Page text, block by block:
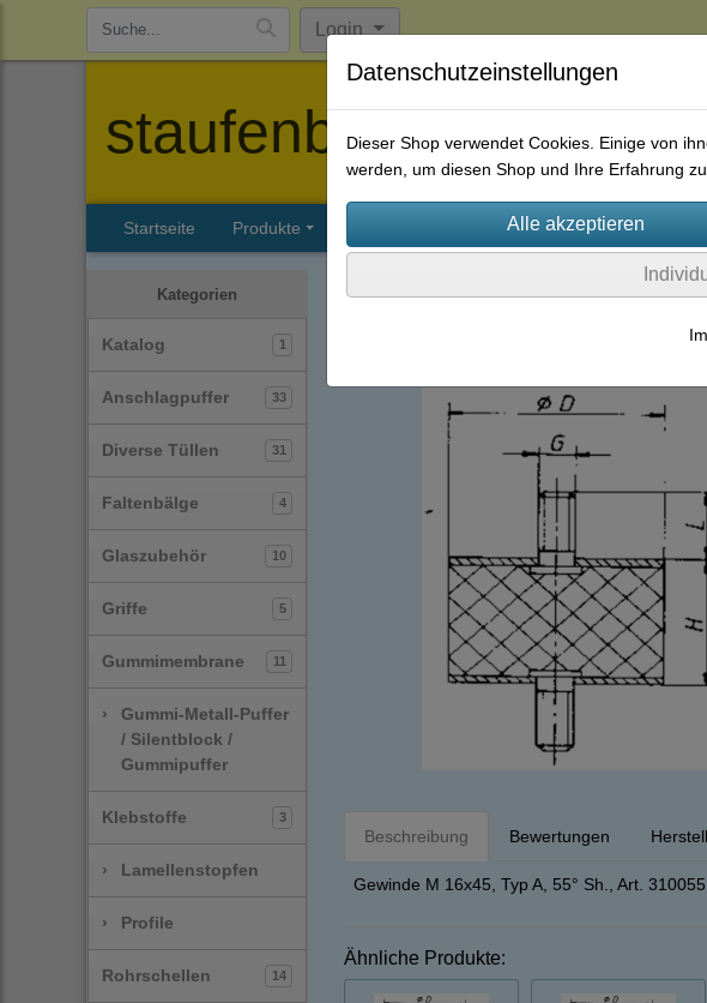
Login
staufenbiel-berlin
Startseite Produkte Firmenhistorie AGB
Kategorien
Katalog 1
Anschlagpuffer 33
Diverse Tüllen 31
Faltenbälge 4
Glaszubehör 10
Griffe 5
Gummimembrane 11
›
Gummi-Metall-Puffer
/ Silentblock /
Gummipuffer
Klebstoffe 3
› Lamellenstopfen
› Profile
Rohrschellen 14
Gummi-Metall-Puffer / Silentblock /
Beschreibung Bewertungen
Gewinde M 16x45, Typ A, 55° Sh., Art. 310055
Ähnliche Produkte:
Datenschutzeinstellungen
Dieser Shop verwendet Cookies. Einige von
werden, um diesen Shop und Ihre Erfahrung